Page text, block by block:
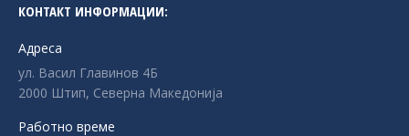
КОНТАКТ ИНФОРМАЦИИ:
Адреса
ул. Васил Главинов 4Б
2000 Штип, Северна Македонија
Работно време